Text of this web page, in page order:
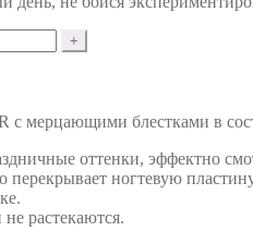
с мерцающими блестками в
оттенки, эффектно
ногтевую
растекаются.